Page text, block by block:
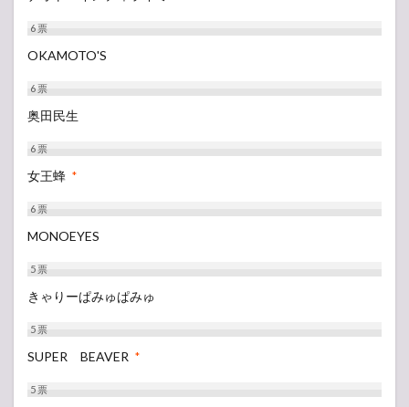
6票
OKAMOTO'S
6票
奥田民生
6票
女王蜂 *
6票
MONOEYES
5票
きゃりーぱみゅぱみゅ
5票
SUPER BEAVER *
5票